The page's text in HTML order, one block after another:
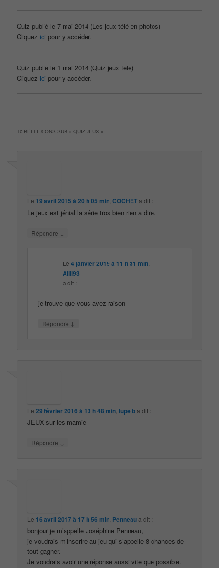
Quiz publié le 7 mai 2014 (Les jeux télé en photos)
Cliquez icipour y accéder.
Quiz publié le 1 mai 2014 (Quiz jeux télé)
Cliquez icipour y accéder.
10 RÉFLEXIONS SUR «QUIZ JEUX »
Le 19 avril 2015 à 20 h 05 min ,COCHETa dit :
Le jeux est jénial la série tros bien rien a dire.
Répondre ↓
Le4 janvier 2019 à 11 h 31 min
Alili93
a dit :
je trouve que vous avez raison
Répondre ↓
Le29 février 2016 à 13 h 48 min lupe ba dit :
JEUX sur les mamie
Répondre ↓
Le 16 avril 2017 à 17 h 56 min, Penneaua dit :
bonjour je m’appelle Joséphine Penneau,
je voudrais m’inscrire au jeu qui s’appelle 8 chances de
tout gagner.
Je voudrais avoir une réponse aussi vite que possible.